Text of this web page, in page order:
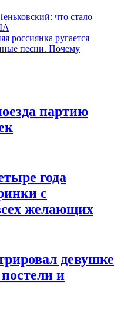
что стало
россиянка ругается
песни. Почему
партию
года
с
желающих
девушке
и